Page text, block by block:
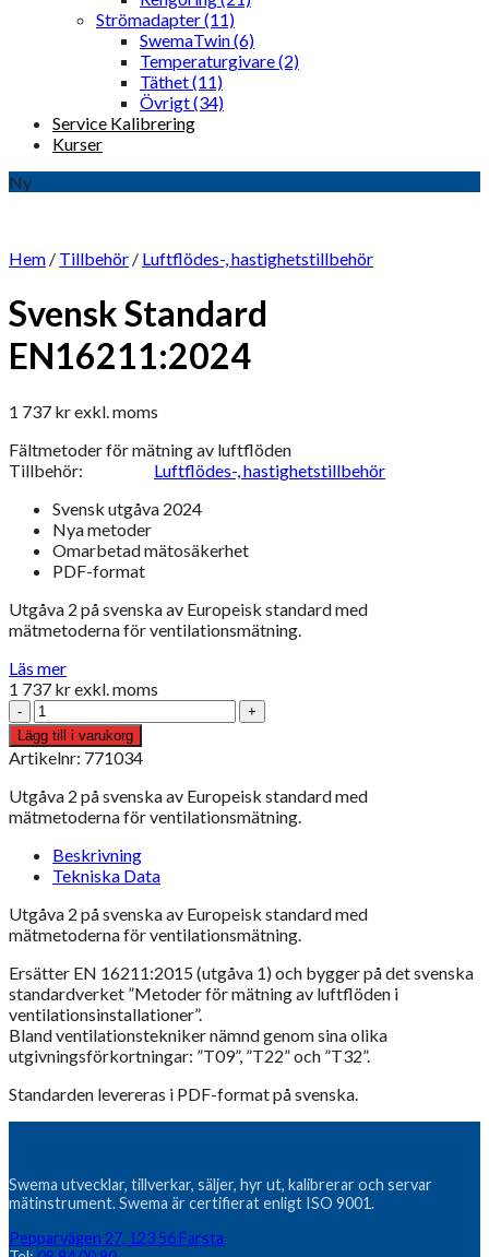
Strömadapter (11)
SwemaTwin (6)
Temperaturgivare (2)
Täthet (11)
Övrigt (34)
Service Kalibrering
Kurser
Ny
Hem / Tillbehör / Luftflödes-, hastighetstillbehör
Svensk Standard
EN16211:2024
1 737 krexkl. moms
Fältmetoder för mätning av luftflöden
Tillbehör:
Luftflödes-, hastighetstillbehör
Svensk utgåva 2024
Nya metoder
Omarbetad mätosäkerhet
PDF-format
Utgåva 2 på svenska av Europeisk standard med
mätmetoderna för ventilationsmätning.
Läs mer
1 737 krexkl. moms
Svensk
Standard
EN16211:2024
mängd
Lägg till i varukorg
Artikelnr: 771034
Utgåva 2 på svenska av Europeisk standard med
mätmetoderna för ventilationsmätning.
Beskrivning
Tekniska Data
Utgåva 2 på svenska av Europeisk standard med
mätmetoderna för ventilationsmätning.
Ersätter EN 16211:2015 (utgåva 1) och bygger på det svenska
standardverket ”Metoder för mätning av luftflöden i
ventilationsinstallationer”.
Bland ventilationstekniker nämnd genom sina olika
utgivningsförkortningar: ”T09”, ”T22” och ”T32”.
Standarden levereras i PDF-format på svenska.
Swema utvecklar, tillverkar, säljer, hyr ut, kalibrerar och servar
mätinstrument. Swema är certifierat enligt ISO 9001.
Pepparvägen 27, 123 56 Farsta